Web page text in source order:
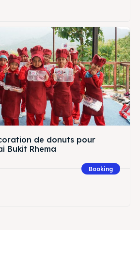
de donuts pour
Bukit Rhema
Booking